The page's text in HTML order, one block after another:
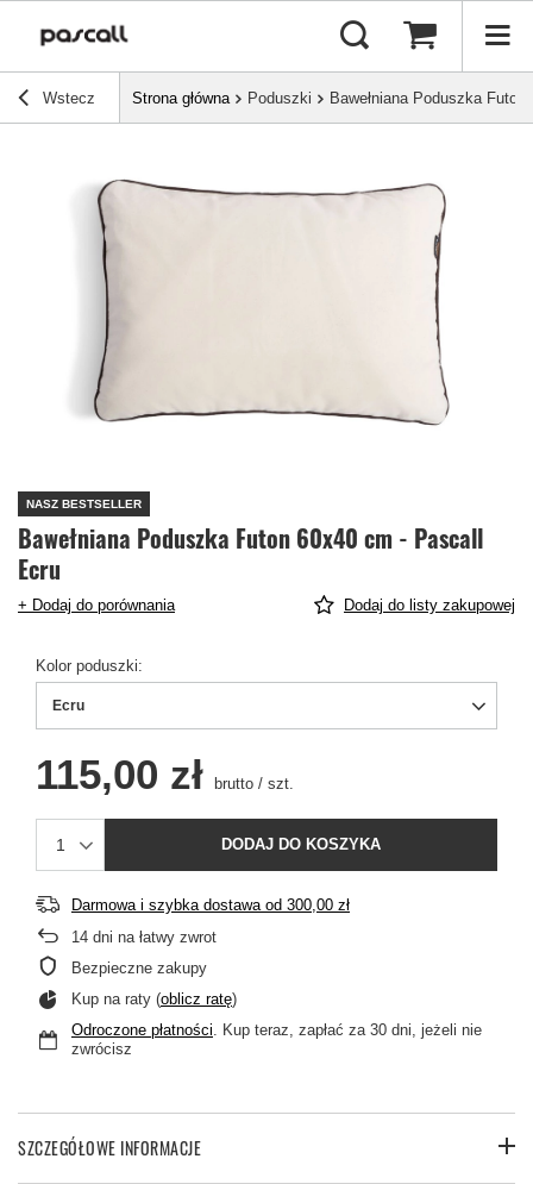
Wstecz Strona główna Poduszki Bawełniana Poduszka
NASZ BESTSELLER
Bawełniana Poduszka Futon 60x40 cm - Pascall
Ecru
+ Dodaj do porównania Dodaj do listy zakupowej
Kolor poduszki
Ecru
115,00 zł brutto / szt.
DODAJ DO KOSZYKA
Darmowa i szybka dostawa od 300,00 zł
14 dni na łatwy zwrot
Bezpieczne zakupy
Kup na raty (oblicz ratę)
Odroczone płatności . Kup teraz, zapłać za 30 dni, jeżeli nie
zwrócisz
SZCZEGÓŁOWE INFORMACJE